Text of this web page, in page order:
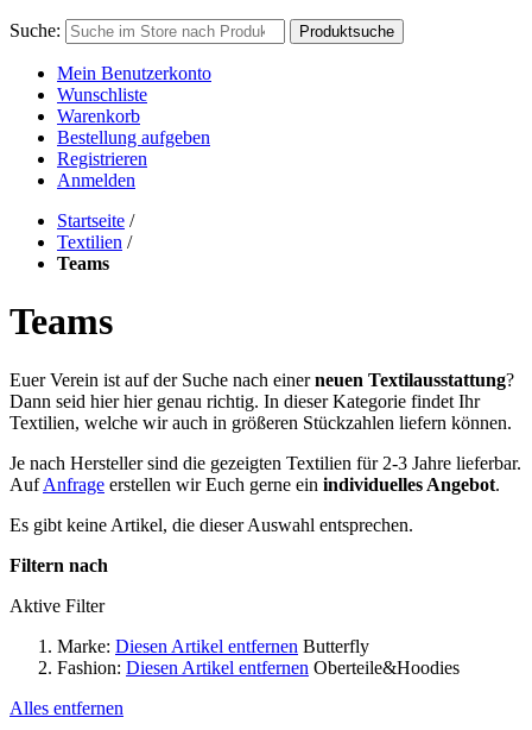
Suche: Produktsuche
Mein Benutzerkonto
Wunschliste
Warenkorb
Bestellung aufgeben
Registrieren
Anmelden
Startseite /
Textilien /
Teams
Teams
Euer Verein ist auf der Suche nach einerneuen Textilausstattung?
Dann seid hier hier genau richtig. In dieser Kategorie findet Ihr
Textilien, welche wir auch in größeren Stückzahlen liefern können.
Je nach Hersteller sind die gezeigten Textilien für 2-3 Jahre lieferbar.
AufAnfrage erstellen wir Euch gerne ein individuelles Angebot.
Es gibt keine Artikel, die dieser Auswahl entsprechen.
Filtern nach
Aktive Filter
Marke: Diesen Artikel entfernen Butterfly
Fashion: Diesen Artikel entfernen Oberteile&Hoodies
Alles entfernen